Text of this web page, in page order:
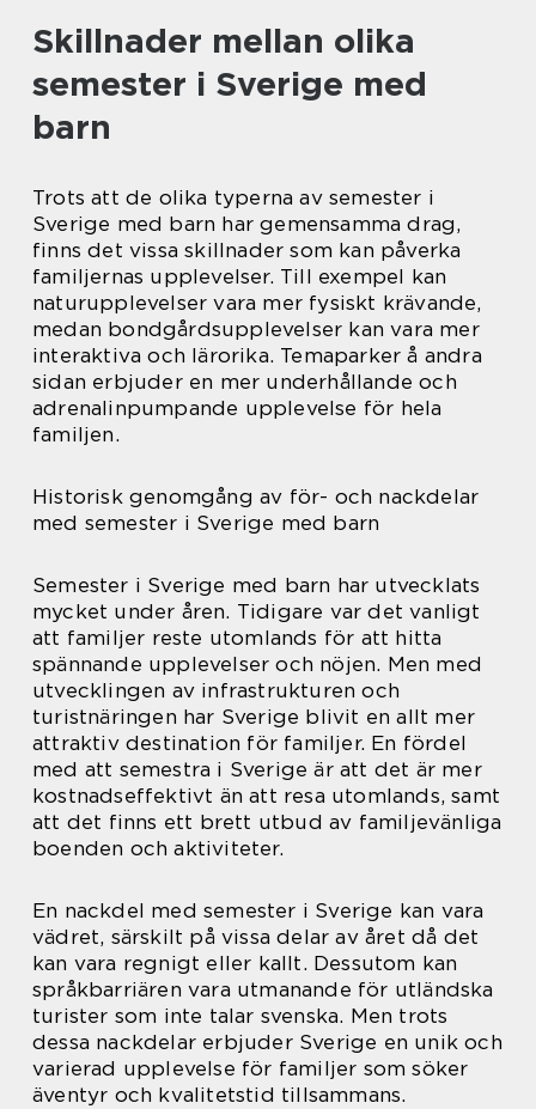
Skillnader mellan olika
semester i Sverige med
barn
Trots att de olika typerna av semester i
Sverige med barn har gemensamma drag,
finns det vissa skillnader som kan påverka
familjernas upplevelser. Till exempel kan
naturupplevelser vara mer fysiskt krävande,
medan bondgårdsupplevelser kan vara mer
interaktiva och lärorika. Temaparker å andra
sidan erbjuder en mer underhållande och
adrenalinpumpande upplevelse för hela
familjen.
Historisk genomgång av för- och nackdelar
med semester i Sverige med barn
Semester i Sverige med barn har utvecklats
mycket under åren. Tidigare var det vanligt
att familjer reste utomlands för att hitta
spännande upplevelser och nöjen. Men med
utvecklingen av infrastrukturen och
turistnäringen har Sverige blivit en allt mer
attraktiv destination för familjer. En fördel
med att semestra i Sverige är att det är mer
kostnadseffektivt än att resa utomlands, samt
att det finns ett brett utbud av familjevänliga
boenden och aktiviteter.
En nackdel med semester i Sverige kan vara
vädret, särskilt på vissa delar av året då det
kan vara regnigt eller kallt. Dessutom kan
språkbarriären vara utmanande för utländska
turister som inte talar svenska. Men trots
dessa nackdelar erbjuder Sverige en unik och
varierad upplevelse för familjer som söker
äventyr och kvalitetstid tillsammans.